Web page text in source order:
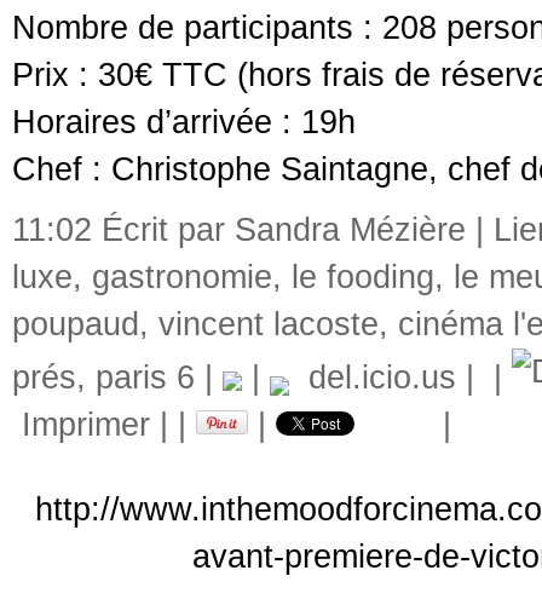
Nombre de participants : 208
Prix : 30€ TTC (hors frais de
Horaires d’arrivée : 19h
Chef : Christophe Saintagne, chef
11:02 Écrit par Sandra Mézière |
luxe, gastronomie, le fooding, le
poupaud , vincent lacoste, cinéma
prés, paris 6 del.icio.us
Imprimer
http://
avant-premiere-de-